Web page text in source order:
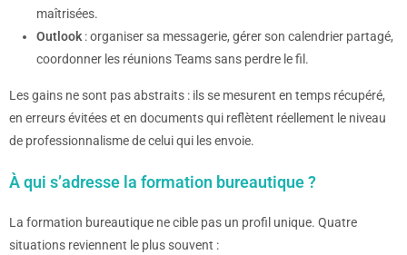
maîtrisées.
Outlook : organiser sa messagerie, gérer son calendrier partagé,
coordonner les réunions Teams sans perdre le fil.
Les gains ne sont pas abstraits : ils se mesurent en temps récupéré,
en erreurs évitées et en documents qui reflètent réellement le niveau
de professionnalisme de celui qui les envoie.
À qui s’adresse la formation bureautique ?
La formation bureautique ne cible pas un profil unique. Quatre
situations reviennent le plus souvent :